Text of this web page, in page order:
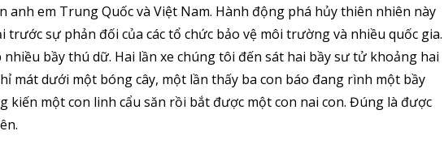
anh em Trung Quốc và Việt Nam. Hành động phá hủy thiên nhiên này
trước sự phản đối của các tổ chức bảo vệ môi trường và nhiều quốc gia.
bầy thú dữ. Hai lần xe chúng tôi đến sát hai bầy sư tử khoảng hai
mát dưới một bóng cây, một lần thấy ba con báo đang rình một bầy
kiến một con linh cẩu săn rồi bắt được một con nai con. Đúng là được